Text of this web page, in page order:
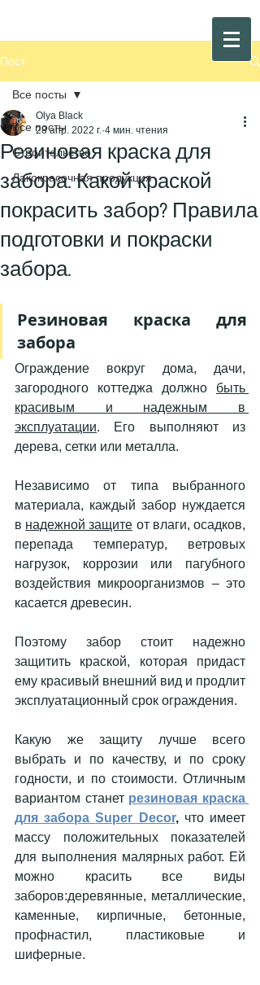
Пост
Все посты
Строительство
Лакокрасочная продукция
Все посты
Резиновая краска для
забора. Какой краской
покрасить забор? Правила
подготовки и покраски
забора.
Olya Black
28 апр. 2022 г. 4 мин. чтения
Резиновая краска для
забора
Ограждение вокруг дома, дачи,
загородного коттеджа должно быть
красивым и надежным в
эксплуатации. Его выполняют из
дерева, сетки или металла.
Независимо от типа выбранного
материала, каждый забор нуждается
в надежной защите от влаги, осадков,
перепада температур, ветровых
нагрузок, коррозии или пагубного
воздействия микроорганизмов – это
касается древесин.
Поэтому забор стоит надежно
защитить краской, которая придаст
ему красивый внешний вид и продлит
эксплуатационный срок ограждения.
Какую же защиту лучше всего
выбрать и по качеству, и по сроку
годности, и по стоимости. Отличным
вариантом станет резиновая краска
для забора Super Decor, что имеет
массу положительных показателей
для выполнения малярных работ. Ей
можно красить все виды
заборов:деревянные, металлические,
каменные, кирпичные, бетонные,
профнастил, пластиковые и
шиферные.